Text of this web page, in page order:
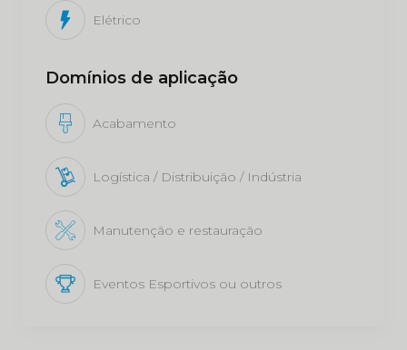
Elétrico
Domínios de aplicação
Acabamento
Logística / Distribuição / Indústria
Manutenção e restauração
Eventos Esportivos ou outros